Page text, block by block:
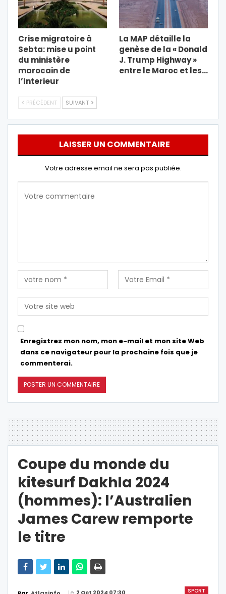
Crise migratoire à
Sebta: mise u point
du ministère
marocain de
l’Interieur
La MAP détaille la
genèse de la « Donald
J. Trump Highway »
entre le Maroc et les…
PRÉCÉDENT SUIVANT
LAISSER UN COMMENTAIRE
Votre adresse email ne sera pas publiée.
Enregistrez mon nom, mon e-mail et mon site Web
dans ce navigateur pour la prochaine fois que je
commenterai.
Coupe du monde du
kitesurf Dakhla 2024
(hommes): l’Australien
James Carew remporte
le titre
SPORT